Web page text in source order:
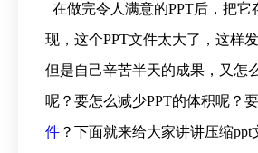
在做完令人满意的PPT后，把它
现，这个PPT文件太大了，这样
但是自己辛苦半天的成果，又怎
呢？要怎么减少PPT的体积呢？
件 ？下面就来给大家讲讲压缩ppt